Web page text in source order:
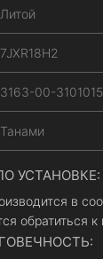
Литой
7JXR18H2
3163-00-
Танами
УСТАНОВКЕ:
в
обратиться